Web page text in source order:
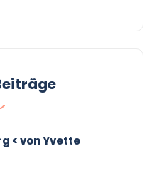
< von Yvette